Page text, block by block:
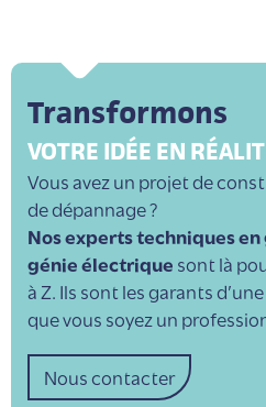
Transformons
VOTRE IDÉE EN
Vous avez un projet de
de dépannage ?
Nos experts techniques
génie électrique sont là
à Z. Ils sont les garants
que vous soyez un
Nous contacter